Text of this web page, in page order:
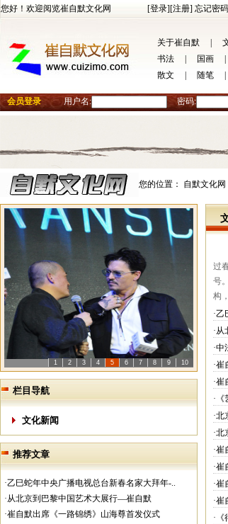
您好！欢迎阅览崔自默文化网 [登录][注册] 忘记密
关于崔自默
书法
国画
散文
随笔
会员登录 用户名: 密码:
您的位置： 自默文化网
1 2 3 4 5 6 7 8 9 10
栏目导航
文化新闻
推荐文章
·乙巳蛇年中央广播电视总台新春名家大拜年-..
·从北京到巴黎中国艺术大展行—崔自默
·崔自默出席《一路锦绣》山海尊首发仪式
过
号
构
·
·
·
·
·
·
·
·
·
·
·崔
·
·